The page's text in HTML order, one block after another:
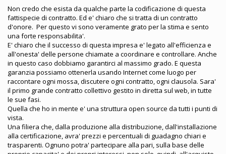
Non credo che esista da qualche parte la codificazione di questa
fattispecie di contratto. Ed e' chiaro che si tratta di un contratto
d'onore. Per questo vi sono veramente grato per la stima e sento
una forte responsabilita'.
E' chiaro che il successo di questa impresa e' legato all'efficienza e
all'onesta' delle persone chiamate a coordinare e controllare. Anche
in questo caso dobbiamo garantirci al massimo grado. E questa
garanzia possiamo ottenerla usando Internet come luogo per
raccontare ogni mossa, discutere ogni contratto, ogni clausola. Sara'
il primo grande contratto collettivo gestito in diretta sul web, in tutte
le sue fasi.
Quella che ho in mente e' una struttura open source da tutti i punti di
vista.
Una filiera che, dalla produzione alla distribuzione, dall'installazione
alla certificazione, avra' prezzi e percentuali di guadagno chiari e
trasparenti. Ognuno potra' partecipare alla pari, sulla base delle